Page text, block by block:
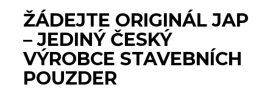
ŽÁDEJTE ORIGINÁL JAP
– JEDINÝ ČESKÝ
VÝROBCE STAVEBNÍCH
POUZDER